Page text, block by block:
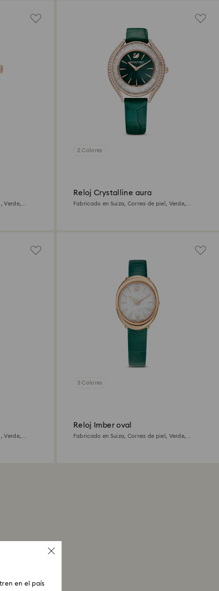
Verde,
2 Colores
Reloj Crystalline aura
Fabricado en Suiza, Correa de piel, Verde,
Verde,
3 Colores
Reloj Imber oval
Fabricado en Suiza, Correa de piel, Verde,
en el país